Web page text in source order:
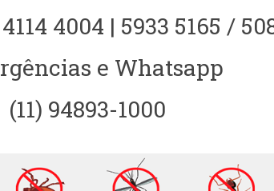
4004 | 5933 5165 /
e Whatsapp
(11) 94893-1000